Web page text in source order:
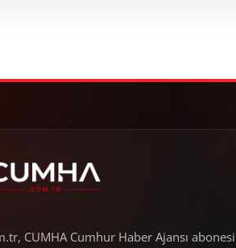
CUMHA Cumhur Haber Ajansı abonesi